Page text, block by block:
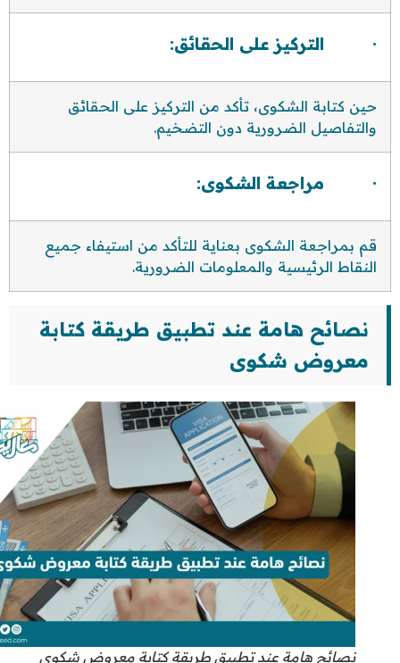
· التركيز على الحقائق:
حين كتابة الشكوى، تأكد من التركيز على الحقائق
والتفاصيل الضرورية دون التضخيم.
· مراجعة الشكوى:
قم بمراجعة الشكوى بعناية للتأكد من استيفاء جميع
النقاط الرئيسية والمعلومات الضرورية.
نصائح هامة عند تطبيق طريقة كتابة
معروض شكوى
نصائح هامة عند تطبيق طريقة كتابة معروض شكوى